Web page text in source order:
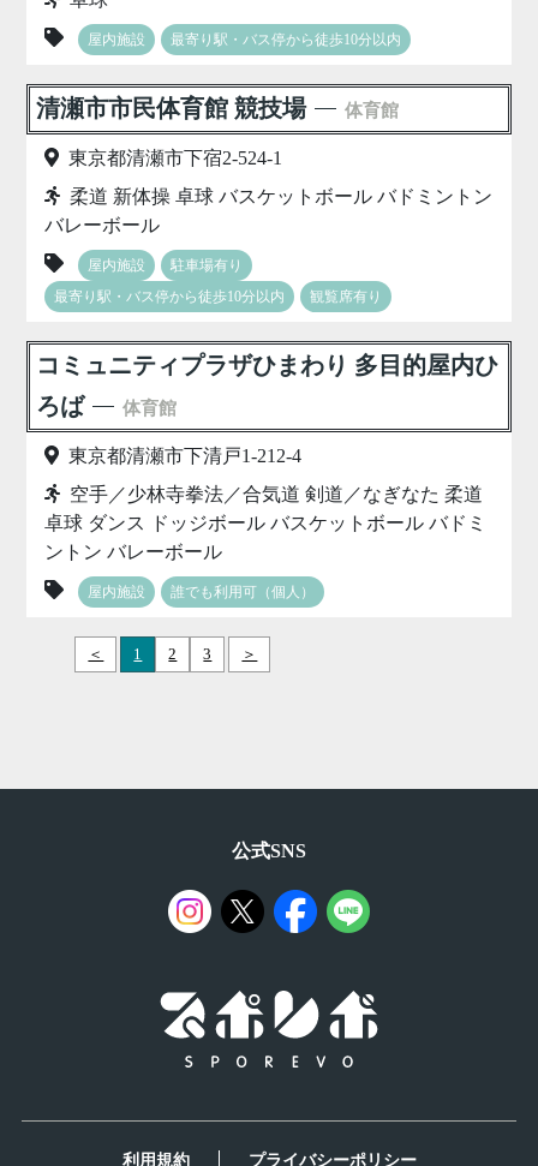
屋内施設 最寄り駅・バス停から徒歩10分以内
清瀬市市民体育館 競技場 体育館
東京都清瀬市下宿2-524-1
柔道 新体操 卓球 バスケットボール バドミントン
バレーボール
屋内施設
駐車場有り
最寄り駅・バス停から徒歩10分以内
観覧席有り
コミュニティプラザひまわり 多目的屋内ひ
ろば
体育館
東京都清瀬市下清戸1-212-4
空手／少林寺拳法／合気道 剣道／なぎなた 柔道
卓球 ダンス ドッジボール バスケットボール バドミ
ントン バレーボール
屋内施設 誰でも利用可（個人）
＜ 1 2 3 ＞
公式SNS
利用規約 プライバシーポリシー